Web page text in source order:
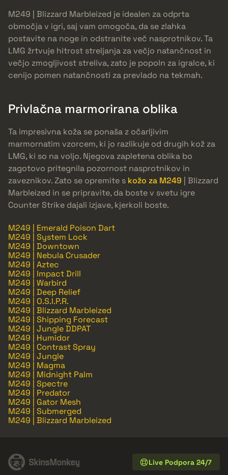
M249 | Blizzard Marbleized je idealen za odprta
območja v igri, saj vam omogoča, da se zlahka
postavite na noge in odstranite več nasprotnikov. Ta
LMG žrtvuje hitrost streljanja za večjo natančnost in
večjo zmogljivost streliva, zato je popoln za igralce, ki
cenijo pomen natančnosti za prevlado na tekmah.
Privlačna marmorirana oblika
Ta impresivna koža se ponaša z očarljivim
marmornatim vzorcem, ki jo razlikuje od drugih kož za
LMG, ki so na voljo. Njegova zapletena oblika bo
zagotovo pritegnila pozornost nasprotnikov in
zaveznikov. Zato se opremite s kožo za M249 | Blizzard
Marbleized in se pripravite, da boste v svetu igre
Counter Strike dajali izjave, kjerkoli boste.
M249 | Emerald Poison Dart
M249 | System Lock
M249 | Downtown
M249 | Nebula Crusader
M249 | Aztec
M249 | Impact Drill
M249 | Warbird
M249 | Deep Relief
M249 | O.S.I.P.R.
M249 | Blizzard Marbleized
M249 | Shipping Forecast
M249 | Jungle DDPAT
M249 | Humidor
M249 | Contrast Spray
M249 | Jungle
M249 | Magma
M249 | Midnight Palm
M249 | Spectre
M249 | Predator
M249 | Gator Mesh
M249 | Submerged
M249 | Blizzard Marbleized
Live Podpora 24/7